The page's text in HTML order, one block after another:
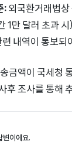
:외국환거래법
1만 달러 초과
내역이 통보되
금액이 국세청
후 조사를 통해
변이에요.